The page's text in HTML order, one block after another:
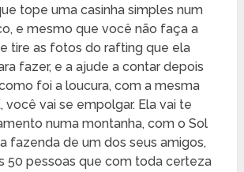
tope uma casinha simples num
e mesmo que você não faça a
tire as fotos do rafting que ela
fazer, e a ajude a contar depois
foi a loucura, com a mesma
você vai se empolgar. Ela vai te
numa montanha, com o Sol
fazenda de um dos seus amigos,
50 pessoas que com toda certeza